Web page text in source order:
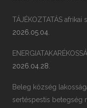
TÁJÉKOZTATÁS
2026.05.04.
2026.04.28.
Beleg község
sertéspestis betegség